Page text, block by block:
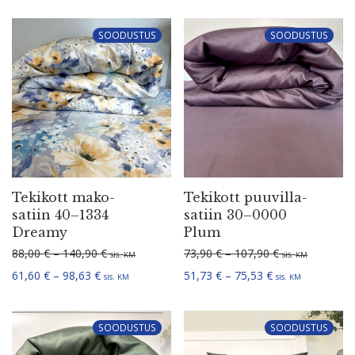
SOODUSTUS
Tekikott mako-
satiin 40–1334
Dreamy
88,00€ – 140,90€Hinna­va­hemik: 88,00 € kuni 140,90 €
sis.KM
61,60 € – 98,63 €Hinna­va­hemik: 61,60 € kuni 98,63 €
sis. KM
SOODUSTUS
Tekikott puuvil­la­
satiin 30–0000
Plum
73,90€ – 107,90€ sis.KM
51,73 € – 75,53 €Hinna­va­hemik:
sis. KM
SOODUSTUS SOODUSTUS